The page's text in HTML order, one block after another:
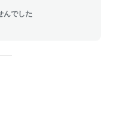
んでした